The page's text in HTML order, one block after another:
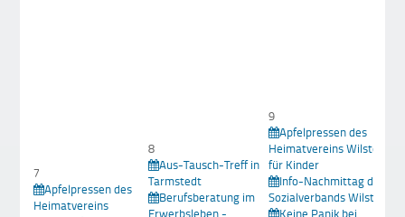
7
Apfelpressen des
Heimatvereins
8
Aus-Tausch-Treff in
Tarmstedt
Berufsberatung im
9
Apfelpressen des
Heimatvereins Wilstedt
für Kinder
Info-Nachmittag des
Sozialverbands Wilstedt